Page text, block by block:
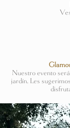
Nuestro evento
jardín. Les